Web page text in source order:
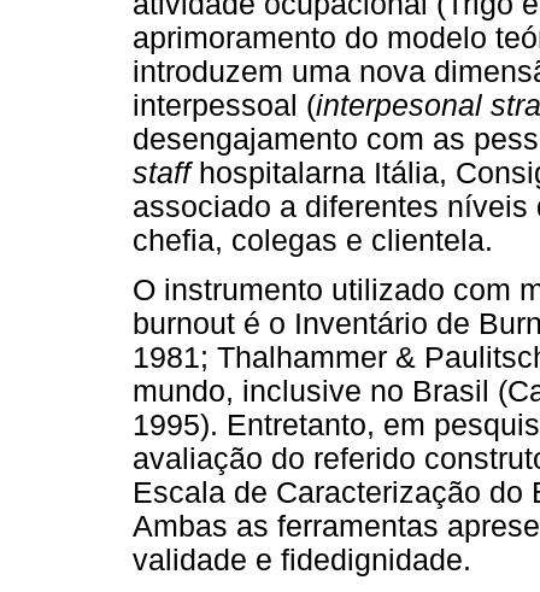
aprimoramento do modelo
introduzem uma nova
interpessoal (interpesonal
desengajamento com as
staffhospitalarna Itália,
associado a diferentes
chefia, colegas e clientela.
O instrumento utilizado com
burnout é o Inventário de
1981; Thalhammer &
mundo, inclusive no Brasil
1995). Entretanto, em
avaliação do referido
Escala de Caracterização do
Ambas as ferramentas
validade e fidedignidade.